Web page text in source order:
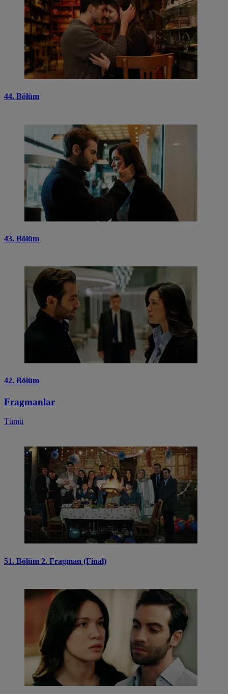
44. Bölüm
43. Bölüm
42. Bölüm
Fragmanlar
Tümü
51. Bölüm 2. Fragman (Final)